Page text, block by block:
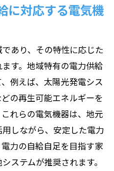
ておきたい電気機器の
術と長野県での適用事
応えるための新製品
対応力を持つ電気機器
器の利用者からのフィ
に対応する電気機
あり、その特性に応じた
す。地域特有の電力供給
例えば、太陽光発電シス
の再生可能エネルギーを
れらの電気機器は、地元
しながら、安定した電力
力の自給自足を目指す家
ステムが推奨されます。